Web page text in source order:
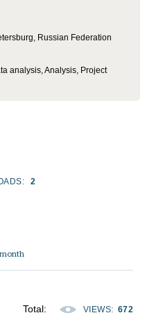
Russian Federation
analysis, Analysis, Project
: 2
Total: VIEWS: 672